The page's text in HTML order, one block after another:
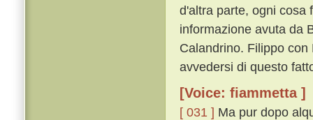
d'altra parte, ogni cosa
informazione avuta da
Calandrino. Filippo
avvedersi di questo
[Voice: fiammetta ]
[ 031 ] Ma pur dopo